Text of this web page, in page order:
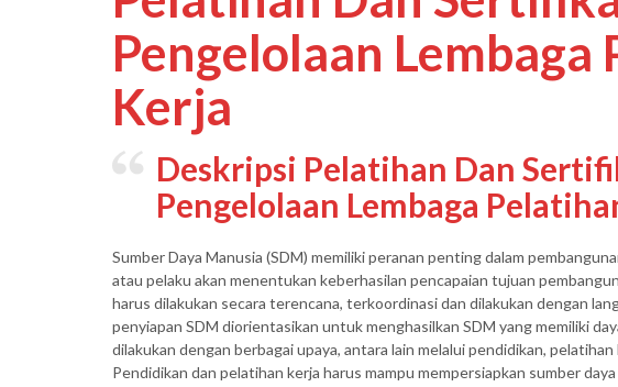
Pengelolaan Lembaga
Kerja
Deskripsi Pelatihan Dan
Pengelolaan Lembaga
Sumber Daya Manusia (SDM) memiliki peranan penting dalam
atau pelaku akan menentukan keberhasilan pencapaian tujuan
harus dilakukan secara terencana, terkoordinasi dan dilakukan dengan
penyiapan SDM diorientasikan untuk menghasilkan SDM yang memiliki
dilakukan dengan berbagai upaya, antara lain melalui pendidikan,
Pendidikan dan pelatihan kerja harus mampu mempersiapkan sumber